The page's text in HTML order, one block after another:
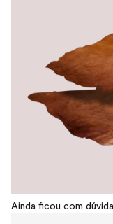
Ainda ficou com